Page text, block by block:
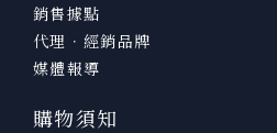
銷售據點
代理．經銷品牌
媒體報導
購物須知